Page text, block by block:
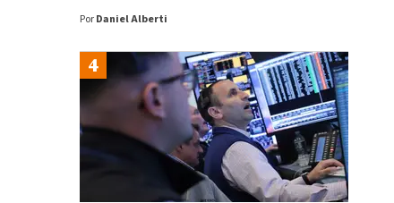
Por Daniel Alberti